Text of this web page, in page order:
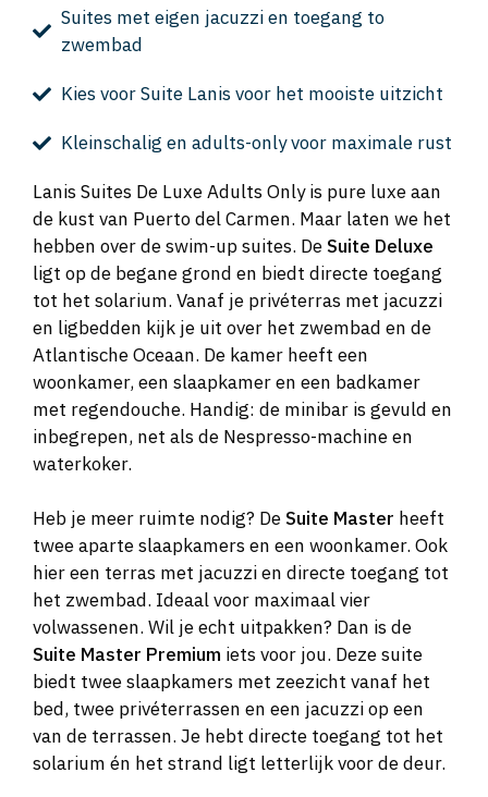
Suites met eigen jacuzzi en toegang to
zwembad
Kies voor Suite Lanis voor het mooiste uitzicht
Kleinschalig en adults-only voor maximale rust
Lanis Suites De Luxe Adults Only is pure luxe aan
de kust van Puerto del Carmen. Maar laten we het
hebben over de swim-up suites. DeSuite Deluxe
ligt op de begane grond en biedt directe toegang
tot het solarium. Vanaf je privéterras met jacuzzi
en ligbedden kijk je uit over het zwembad en de
Atlantische Oceaan. De kamer heeft een
woonkamer, een slaapkamer en een badkamer
met regendouche. Handig: de minibar is gevuld en
inbegrepen, net als de Nespresso-machine en
waterkoker.
Heb je meer ruimte nodig? DeSuite Master heeft
twee aparte slaapkamers en een woonkamer. Ook
hier een terras met jacuzzi en directe toegang tot
het zwembad. Ideaal voor maximaal vier
volwassenen. Wil je echt uitpakken? Dan is de
Suite Master Premium iets voor jou. Deze suite
biedt twee slaapkamers met zeezicht vanaf het
bed, twee privéterrassen en een jacuzzi op een
van de terrassen. Je hebt directe toegang tot het
solarium én het strand ligt letterlijk voor de deur.